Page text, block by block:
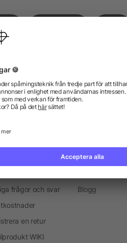
Marknadsföring objekt
Presenter för medarbetare
frågor och svar
en retur
WIKI
Blogg